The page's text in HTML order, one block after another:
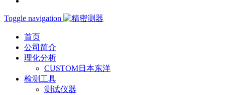
Toggle navigation
首页
公司简介
理化分析
CUSTOM日本东洋
检测工具
测试仪器